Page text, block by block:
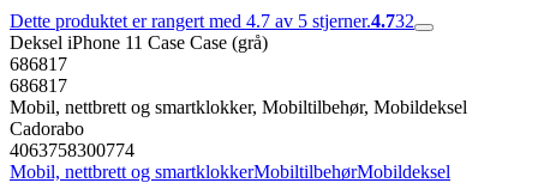
Dette produktet er rangert med 4.7 av 5 stjerner.4.732
Deksel iPhone 11 Case Case (grå)
686817
686817
Mobil, nettbrett og smartklokker, Mobiltilbehør, Mobildeksel
Cadorabo
4063758300774
Mobil, nettbrett og smartklokkerMobiltilbehørMobildeksel